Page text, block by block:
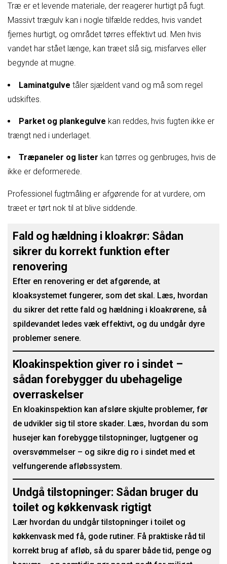
Træ er et levende materiale, der reagerer hurtigt på fugt.
Massivt trægulv kan i nogle tilfælde reddes, hvis vandet
fjernes hurtigt, og området tørres effektivt ud. Men hvis
vandet har stået længe, kan træet slå sig, misfarves eller
begynde at mugne.
Laminatgulve tåler sjældent vand og må som regel
udskiftes.
Parket og plankegulve kan reddes, hvis fugten ikke er
trængt ned i underlaget.
Træpaneler og lister kan tørres og genbruges, hvis de
ikke er deformerede.
Professionel fugtmåling er afgørende for at vurdere, om
træet er tørt nok til at blive siddende.
Fald og hældning i kloakrør: Sådan
sikrer du korrekt funktion efter
renovering
Efter en renovering er det afgørende, at
kloaksystemet fungerer, som det skal. Læs, hvordan
du sikrer det rette fald og hældning i kloakrørene, så
spildevandet ledes væk effektivt, og du undgår dyre
problemer senere.
Kloakinspektion giver ro i sindet –
sådan forebygger du ubehagelige
overraskelser
En kloakinspektion kan afsløre skjulte problemer, før
de udvikler sig til store skader. Læs, hvordan du som
husejer kan forebygge tilstopninger, lugtgener og
oversvømmelser – og sikre dig ro i sindet med et
velfungerende afløbssystem.
Undgå tilstopninger: Sådan bruger du
toilet og køkkenvask rigtigt
Lær hvordan du undgår tilstopninger i toilet og
køkkenvask med få, gode rutiner. Få praktiske råd til
korrekt brug af afløb, så du sparer både tid, penge og